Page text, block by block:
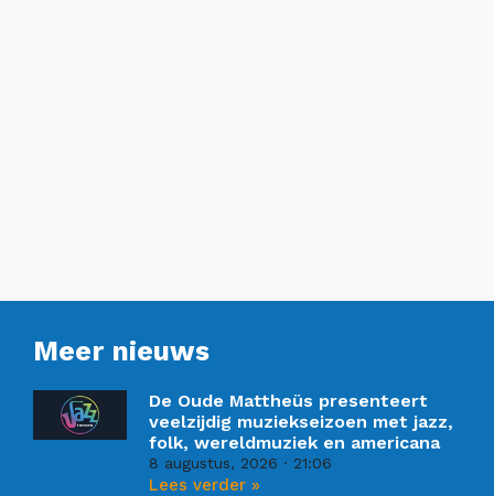
Meer nieuws
De Oude Mattheüs presenteert
veelzijdig muziekseizoen met jazz,
folk, wereldmuziek en americana
8 augustus, 2026 21:06
Lees verder »